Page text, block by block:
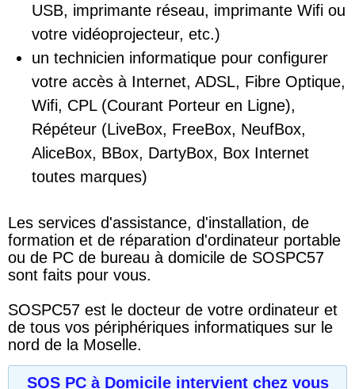
USB, imprimante réseau, imprimante Wifi ou
votre vidéoprojecteur, etc.)
un technicien informatique pour configurer
votre accès à Internet, ADSL, Fibre Optique,
Wifi, CPL (Courant Porteur en Ligne),
Répéteur (LiveBox, FreeBox, NeufBox,
AliceBox, BBox, DartyBox, Box Internet
toutes marques)
Les services d'assistance, d'installation, de
formation et de réparation d'ordinateur portable
ou de PC de bureau à domicile de SOSPC57
sont faits pour vous.
SOSPC57 est le docteur de votre ordinateur et
de tous vos périphériques informatiques sur le
nord de la Moselle.
SOS PC à Domicile intervient chez vous